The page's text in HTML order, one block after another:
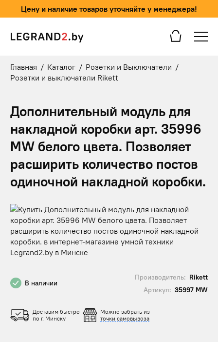
Цену и наличие товаров уточняйте у менеджера!
Главная / Каталог / Розетки и Выключатели /
Розетки и выключатели Rikett
Дополнительный модуль для
накладной коробки арт. 35996
MW белого цвета. Позволяет
расширить количество постов
одиночной накладной коробки.
В наличии
Производитель: Rikett
Артикул: 35997 MW
Доставим быстро
по г. Минску
Можно забрать из
точки самовывоза